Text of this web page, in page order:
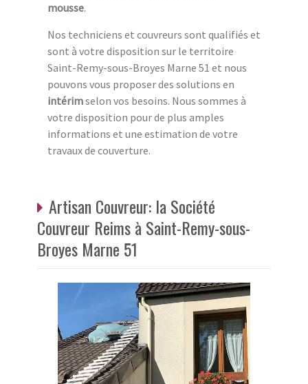
mousse.
Nos techniciens et couvreurs sont qualifiés et
sont à votre disposition sur le territoire
Saint-Remy-sous-Broyes Marne 51 et nous
pouvons vous proposer des solutions en
intérimselon vos besoins. Nous sommes à
votre disposition pour de plus amples
informations et une estimation de votre
travaux de couverture.
Artisan Couvreur: la Société
Couvreur Reims à Saint-Remy-sous-
Broyes Marne 51